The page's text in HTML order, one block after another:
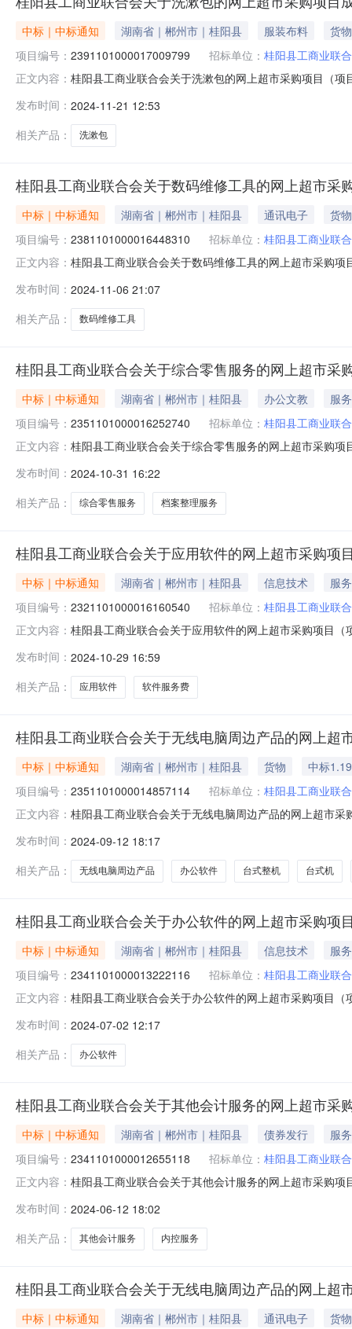
中标｜中标通知 湖南省｜郴州市｜桂阳县 服装布料
货物
项目编号： 2391101000017009799 招标单位： 桂阳县工商业联
正文内容： 桂阳县工商业联合会关于洗漱包的网上超市采购项目（
称:湖南省郴州市桂阳县报价起止时间:-二、采购单位信
发布时间： 2024-11-21 12:53
相关产品：
洗漱包
桂阳县工商业联合会关于数码维修工具的网上超市采
中标｜中标通知 湖南省｜郴州市｜桂阳县 通讯电子
货物
项目编号： 2381101000016448310 招标单位： 桂阳县工商业联
正文内容： 桂阳县工商业联合会关于数码维修工具的网上超市采购
在行政区划名称:湖南省郴州市桂阳县报价起止时间:-二
发布时间： 2024-11-06 21:07
相关产品：
数码维修工具
桂阳县工商业联合会关于综合零售服务的网上超市采
中标｜中标通知 湖南省｜郴州市｜桂阳县 办公文教
服务
项目编号： 2351101000016252740 招标单位： 桂阳县工商业联
正文内容： 桂阳县工商业联合会关于综合零售服务的网上超市采购
在行政区划名称:湖南省郴州市桂阳县报价起止时间:-二
发布时间： 2024-10-31 16:22
相关产品：
综合零售服务 档案整理服务
桂阳县工商业联合会关于应用软件的网上超市采购项
中标｜中标通知 湖南省｜郴州市｜桂阳县 信息技术
服务
项目编号： 2321101000016160540 招标单位： 桂阳县工商业联
正文内容： 桂阳县工商业联合会关于应用软件的网上超市采购项目
划名称:湖南省郴州市桂阳县报价起止时间:-二、采购单
发布时间： 2024-10-29 16:59
相关产品：
应用软件 软件服务费
桂阳县工商业联合会关于无线电脑周边产品的网上超
中标｜中标通知 湖南省｜郴州市｜桂阳县 货物
中标
项目编号： 2351101000014857114 招标单位： 桂阳县工商业联
正文内容： 桂阳县工商业联合会关于无线电脑周边产品的网上超市
码:431021项目所在行政区划名称:湖南省郴州市桂阳县
发布时间： 2024-09-12 18:17
相关产品：
无线电脑周边产品 办公软件 台式整机 台式机
桂阳县工商业联合会关于办公软件的网上超市采购项
中标｜中标通知 湖南省｜郴州市｜桂阳县 信息技术
服务
项目编号： 2341101000013222116 招标单位： 桂阳县工商业联
正文内容： 桂阳县工商业联合会关于办公软件的网上超市采购项目
划名称:湖南省郴州市桂阳县报价起止时间:-二、采购单
发布时间： 2024-07-02 12:17
相关产品：
办公软件
桂阳县工商业联合会关于其他会计服务的网上超市采
中标｜中标通知 湖南省｜郴州市｜桂阳县 债券发行
服务
项目编号： 2341101000012655118 招标单位： 桂阳县工商业联
正文内容： 桂阳县工商业联合会关于其他会计服务的网上超市采购
在行政区划名称:湖南省郴州市桂阳县报价起止时间:-二
发布时间： 2024-06-12 18:02
相关产品：
其他会计服务 内控服务
桂阳县工商业联合会关于无线电脑周边产品的网上超
中标｜中标通知 湖南省｜郴州市｜桂阳县 通讯电子
货物